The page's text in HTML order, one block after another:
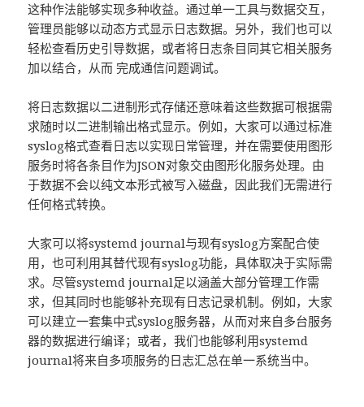
这种作法能够实现多种收益。通过单一工具与数据交互，
管理员能够以动态方式显示日志数据。另外，我们也可以
轻松查看历史引导数据，或者将日志条目同其它相关服务
加以结合，从而 完成通信问题调试。
将日志数据以二进制形式存储还意味着这些数据可根据需
求随时以二进制输出格式显示。例如，大家可以通过标准
syslog格式查看日志以实现日常管理，并在需要使用图形
服务时将各条目作为JSON对象交由图形化服务处理。由
于数据不会以纯文本形式被写入磁盘，因此我们无需进行
任何格式转换。
大家可以将systemd journal与现有syslog方案配合使
用，也可利用其替代现有syslog功能，具体取决于实际需
求。尽管systemd journal足以涵盖大部分管理工作需
求，但其同时也能够补充现有日志记录机制。例如，大家
可以建立一套集中式syslog服务器，从而对来自多台服务
器的数据进行编译；或者，我们也能够利用systemd
journal将来自多项服务的日志汇总在单一系统当中。